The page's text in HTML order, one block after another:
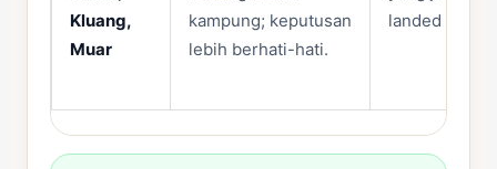
Kluang,
Muar
kampung; keputusan
lebih berhati-hati.
landed agak